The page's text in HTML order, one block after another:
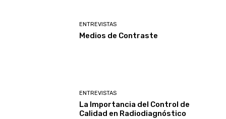
ENTREVISTAS
Medios de Contraste
ENTREVISTAS
La Importancia del Control de
Calidad en Radiodiagnóstico